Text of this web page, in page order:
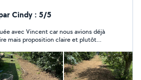
création de massif ,
...)Je suis électricien de formation ,
pas à me solliciter pour
vos prises , en installation
, ainsi que vos tableaux
et soigné .
Cindy : 5/5
avec Vincent car nous avions déjà